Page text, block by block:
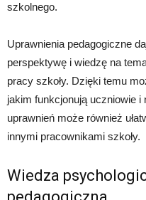
szkolnego.
Uprawnienia pedagogiczne
perspektywę i wiedzę na
pracy szkoły. Dzięki temu
jakim funkcjonują uczniowie
uprawnień może również
innymi pracownikami szkoły.
Wiedza